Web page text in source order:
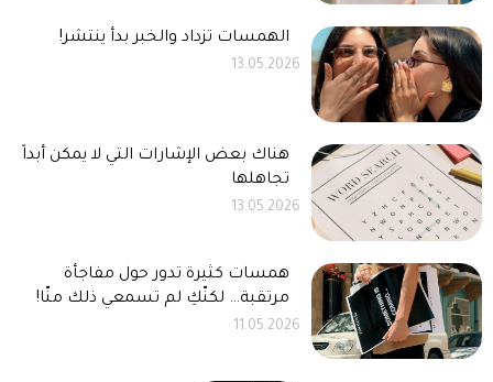
الهمسات تزداد والخبر بدأ ينتشر!
13.05.2026
هناك بعض الإشارات التي لا يمكن أبداً
تجاهلها
13.05.2026
همسات كثيرة تدور حول مفاجأة
مرتقبة… لكنّكِ لم تسمعي ذلك منّا!
11.05.2026